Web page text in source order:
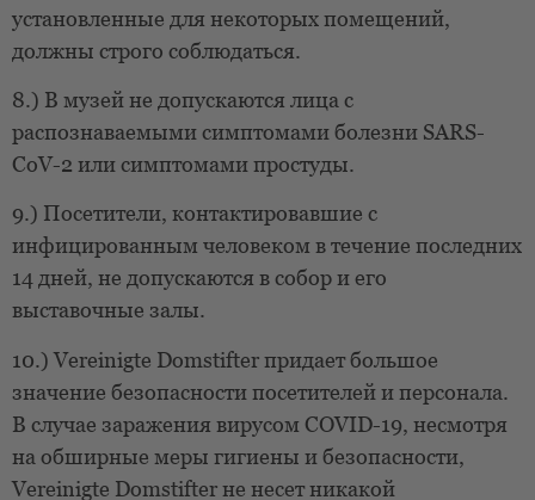
установленные для некоторых помещений,
должны строго соблюдаться.
8.) В музей не допускаются лица с
распознаваемыми симптомами болезни SARS-
CoV-2 или симптомами простуды.
9.) Посетители, контактировавшие с
инфицированным человеком в течение последних
14 дней, не допускаются в собор и его
выставочные залы.
10.) Vereinigte Domstifter придает большое
значение безопасности посетителей и персонала.
В случае заражения вирусом COVID-19, несмотря
на обширные меры гигиены и безопасности,
Vereinigte Domstifter не несет никакой